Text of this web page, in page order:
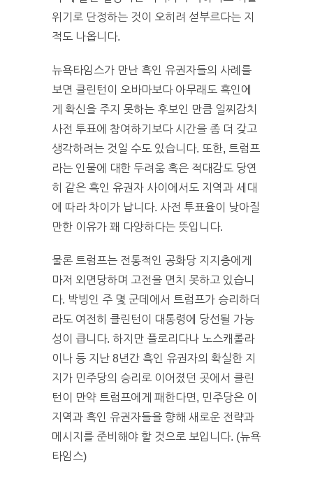
위기로 단정하는 것이 오히려 섣부르다는 지
적도 나옵니다.
뉴욕타임스가 만난 흑인 유권자들의 사례를
보면 클린턴이 오바마보다 아무래도 흑인에
게 확신을 주지 못하는 후보인 만큼 일찌감치
사전 투표에 참여하기보다 시간을 좀 더 갖고
생각하려는 것일 수도 있습니다. 또한, 트럼프
라는 인물에 대한 두려움 혹은 적대감도 당연
히 같은 흑인 유권자 사이에서도 지역과 세대
에 따라 차이가 납니다. 사전 투표율이 낮아질
만한 이유가 꽤 다양하다는 뜻입니다.
물론 트럼프는 전통적인 공화당 지지층에게
마저 외면당하며 고전을 면치 못하고 있습니
다. 박빙인 주 몇 군데에서 트럼프가 승리하더
라도 여전히 클린턴이 대통령에 당선될 가능
성이 큽니다. 하지만 플로리다나 노스캐롤라
이나 등 지난 8년간 흑인 유권자의 확실한 지
지가 민주당의 승리로 이어졌던 곳에서 클린
턴이 만약 트럼프에게 패한다면, 민주당은 이
지역과 흑인 유권자들을 향해 새로운 전략과
메시지를 준비해야 할 것으로 보입니다. (뉴욕
타임스)